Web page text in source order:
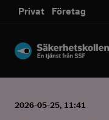
sms.
Privat Företag
2026-05-25, 11:41